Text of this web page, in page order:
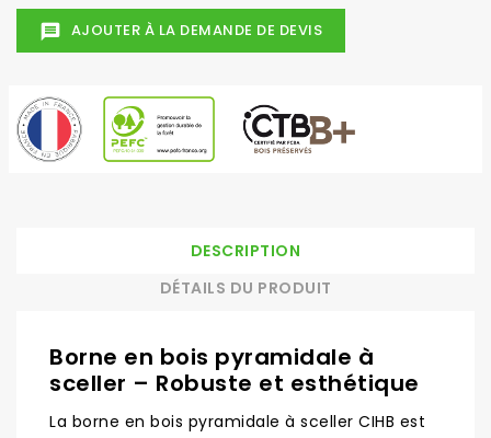
message AJOUTER À LA DEMANDE DE DEVIS
DESCRIPTION
DÉTAILS DU PRODUIT
Borne en bois pyramidale à
sceller – Robuste et esthétique
La borne en bois pyramidale à sceller CIHB est